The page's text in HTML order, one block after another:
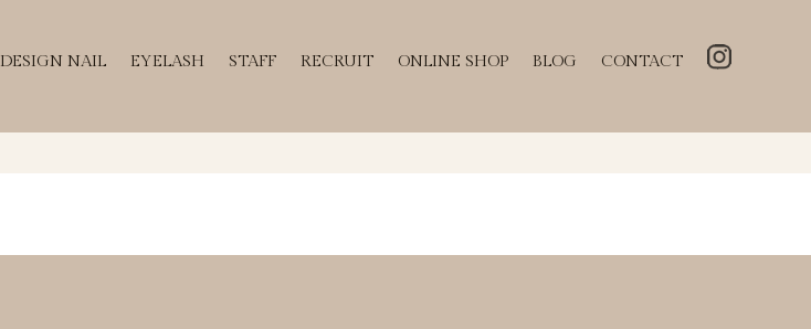
DESIGN NAIL EYELASH STAFF RECRUIT ONLINE SHOP BLOG CONTACT